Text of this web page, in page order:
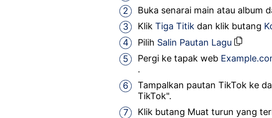
Buka senarai main atau album
Klik Tiga Titik dan klik butang
Pilih Salin Pautan Lagu
Pergi ke tapak web
.
Tampalkan pautan TikTok ke
TikTok".
Klik butang Muat turun yang